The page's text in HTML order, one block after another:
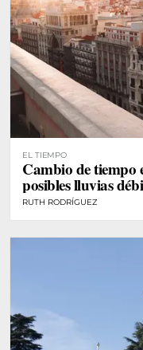
EL TIEMPO
Cambio de tiempo
posibles lluvias
RUTH RODRÍGUEZ